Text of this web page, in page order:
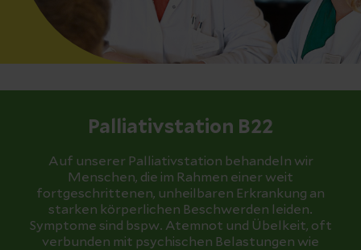
Palliativstation B22
Auf unserer Palliativstation behandeln wir
Menschen, die im Rahmen einer weit
fortgeschrittenen, unheilbaren Erkrankung an
starken körperlichen Beschwerden leiden.
Symptome sind bspw. Atemnot und Übelkeit, oft
verbunden mit psychischen Belastungen wie